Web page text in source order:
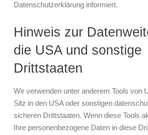
Datenschutzerklärung informiert.
Hinweis zur
die USA und sonstige
Drittstaaten
Wir verwenden unter anderem Tools von
Sitz in den USA oder sonstigen
sicheren Drittstaaten. Wenn diese Tools
Ihre personenbezogene Daten in diese